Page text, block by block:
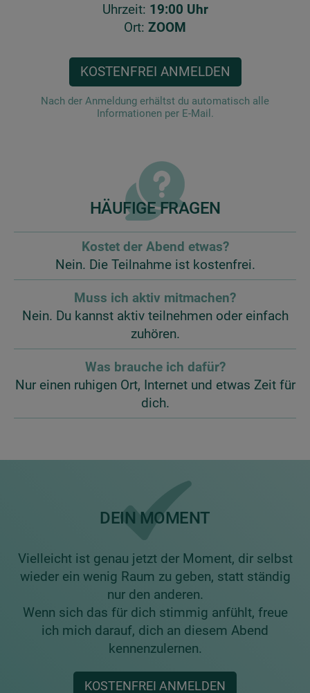
Uhrzeit: 19:00 Uhr
Ort: ZOOM
KOSTENFREI ANMELDEN
Nach der Anmeldung erhältst du automatisch alle
Informationen per E-Mail.
HÄUFIGE FRAGEN
Kostet der Abend etwas?
Nein. Die Teilnahme ist kostenfrei.
Muss ich aktiv mitmachen?
Nein. Du kannst aktiv teilnehmen oder einfach
zuhören.
Was brauche ich dafür?
Nur einen ruhigen Ort, Internet und etwas Zeit für
dich.
DEIN MOMENT
Vielleicht ist genau jetzt der Moment, dir selbst
wieder ein wenig Raum zu geben, statt ständig
nur den anderen.
Wenn sich das für dich stimmig anfühlt, freue
ich mich darauf, dich an diesem Abend
kennenzulernen.
KOSTENFREI ANMELDEN